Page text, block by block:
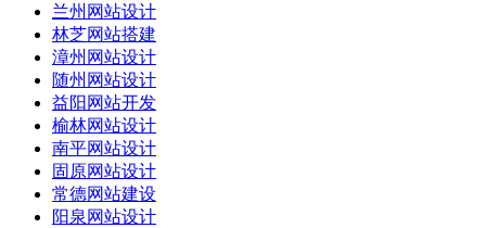
兰州网站设计
林芝网站搭建
漳州网站设计
随州网站设计
益阳网站开发
榆林网站设计
南平网站设计
固原网站设计
常德网站建设
阳泉网站设计